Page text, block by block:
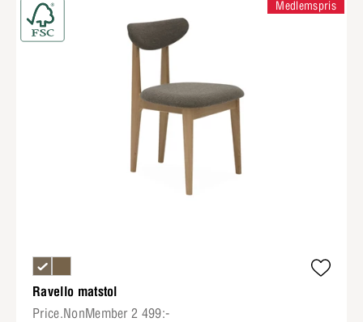
Ravello matstol
Price.NonMember 2 499:-
Medlemspris